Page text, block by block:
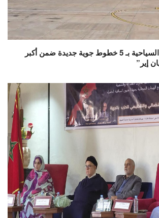
أكادير تعزز جاذبيتها السياحية بـ 5 خطوط جوية جديدة ضمن أكبر
إير”